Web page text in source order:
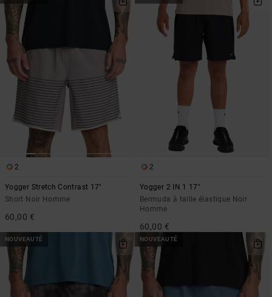
2
Yogger Stretch Contrast 17"
Short Noir Homme
60,00 €
2
Yogger 2 IN 1 17"
Bermuda à taille élastique Noir
Homme
60,00 €
NOUVEAUTÉ NOUVEAUTÉ